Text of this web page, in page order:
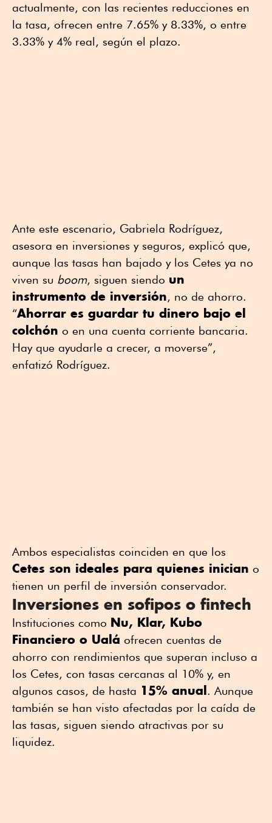
actualmente, con las recientes reducciones en
la tasa, ofrecen entre 7.65% y 8.33%, o entre
3.33% y 4% real, según el plazo.
Ante este escenario, Gabriela Rodríguez,
asesora en inversiones y seguros, explicó que,
aunque las tasas han bajado y los Cetes ya no
viven su boom, siguen siendo un
instrumento de inversión, no de ahorro.
“Ahorrar es guardar tu dinero bajo el
colchón o en una cuenta corriente bancaria.
Hay que ayudarle a crecer, a moverse”,
enfatizó Rodríguez.
Ambos especialistas coinciden en que los
Cetes son ideales para quienes inician o
tienen un perfil de inversión conservador.
Inversiones en sofipos o fintech
Instituciones como Nu, Klar, Kubo
Financiero o Ualá ofrecen cuentas de
ahorro con rendimientos que superan incluso a
los Cetes, con tasas cercanas al 10% y, en
algunos casos, de hasta 15% anual . Aunque
también se han visto afectadas por la caída de
las tasas, siguen siendo atractivas por su
liquidez.